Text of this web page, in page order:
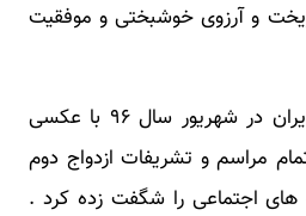
و آرزوی خوشبختی و موفقیت
بازیگر پرحاشیه سینمای ایران در شهریور سال ۹۶ با عکسی
مراسم و تشریفات ازدواج دوم
های اجتماعی را شگفت زده کرد .